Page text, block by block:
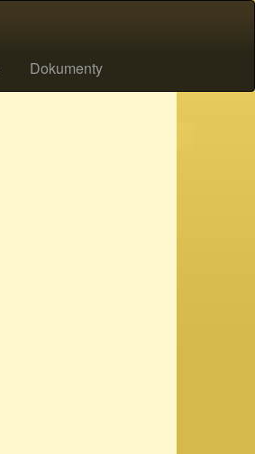
Dokumenty